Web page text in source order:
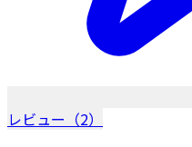
レビュー（2）